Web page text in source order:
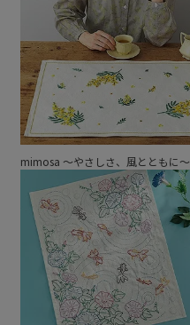
mimosa ～やさしさ、風とともに～